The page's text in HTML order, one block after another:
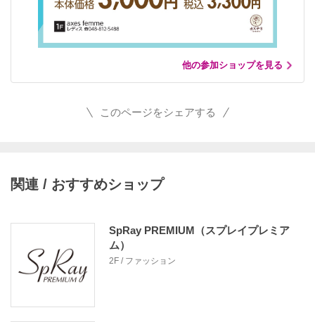
他の参加ショップを見る
このページをシェアする
関連 / おすすめショップ
SpRay PREMIUM（スプレイプレミア
ム）
2F / ファッション